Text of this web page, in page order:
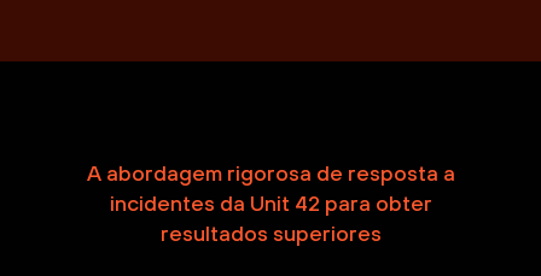
A abordagem rigorosa de resposta a
incidentes da Unit 42 para obter
resultados superiores